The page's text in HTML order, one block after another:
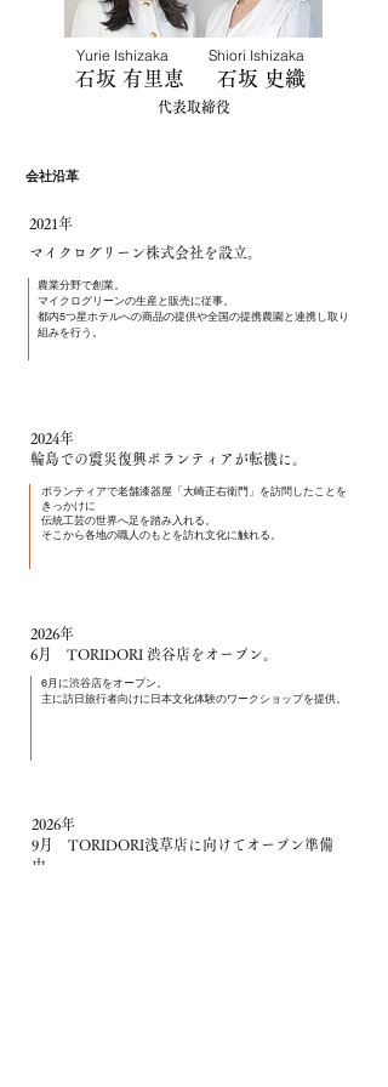
​Shiori Ishizaka
​Yurie Ishizaka
​石坂 有里恵 石坂 史織
代表取締役
会社沿革
農業分野で創業。
マイクログリーンの生産と販売に従事。
都内5つ星ホテルへの商品の提供や全国の提携農園と連携し取り
組みを行う。
2021年
マイクログリーン株式会社を設立。
2024年
輪島での震災復興ボランティアが転機に。
ボランティアで老舗漆器屋「大崎正右衛門」を訪問したことを
きっかけに
伝統工芸の世界へ足を踏み入れる。
​そこから各地の職人のもとを訪れ文化に触れる。
2026年
6月 TORIDORI 渋谷店を オープン。
​6月に渋谷店をオープン。
主に訪日旅行者向けに日本文化体験のワークショップを提供。
2026年
9月 TORIDORI浅草店に向けてオープン準備
中。